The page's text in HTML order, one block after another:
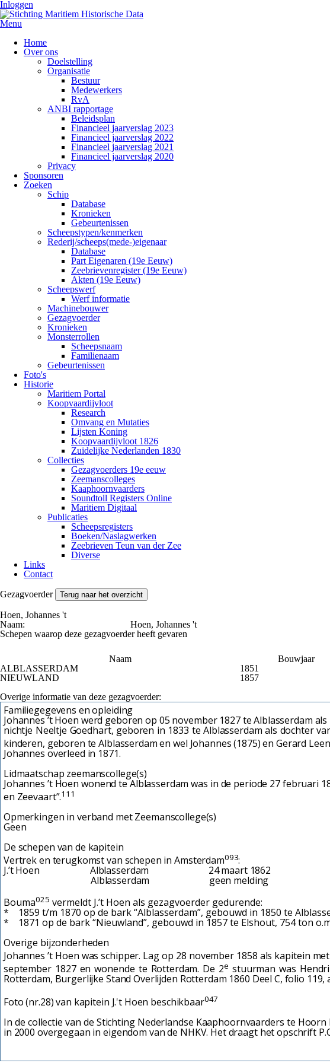
Inloggen
Menu
Home
Over ons
Doelstelling
Organisatie
Bestuur
Medewerkers
RvA
ANBI rapportage
Beleidsplan
Financieel jaarverslag 2023
Financieel jaarverslag 2022
Financieel jaarverslag 2021
Financieel jaarverslag 2020
Privacy
Sponsoren
Zoeken
Schip
Database
Kronieken
Gebeurtenissen
Scheepstypen/kenmerken
Rederij/scheeps(mede-)eigenaar
Database
Part Eigenaren (19e Eeuw)
Zeebrievenregister (19e Eeuw)
Akten (19e Eeuw)
Scheepswerf
Werf informatie
Machinebouwer
Gezagvoerder
Kronieken
Monsterrollen
Scheepsnaam
Familienaam
Gebeurtenissen
Foto's
Historie
Maritiem Portal
Koopvaardijvloot
Research
Omvang en Mutaties
Lijsten Koning
Koopvaardijvloot 1826
Zuidelijke Nederlanden 1830
Collecties
Gezagvoerders 19e eeuw
Zeemanscolleges
Kaaphoornvaarders
Soundtoll Registers Online
Maritiem Digitaal
Publicaties
Scheepsregisters
Boeken/Naslagwerken
Zeebrieven Teun van der Zee
Diverse
Links
Contact
Gezagvoerder
Terug naar het overzicht
Hoen, Johannes 't
Naam:
Hoen, Johannes 't
Schepen waarop deze gezagvoerder heeft gevaren
Naam
Bouwjaar
ALBLASSERDAM
1851
NIEUWLAND
1857
Overige informatie van deze gezagvoerder:
Familiegegevens en opleiding
Johannes ’t Hoen werd geboren op 05 november 1827 te Alblasserdam
nichtje Neeltje Goedhart, geboren in 1833 te Alblasserdam als dochter
kinderen, geboren te Alblasserdam en wel Johannes (1875) en Gerard
Johannes overleed in 1871.
Lidmaatschap zeemanscollege(s)
Johannes ’t Hoen wonend te Alblasserdam was in de periode 27
en Zeevaart”.111
Opmerkingen in verband met Zeemanscollege(s)
Geen
De schepen van de kapitein
Vertrek en terugkomst van schepen in Amsterdam093:
J.’t Hoen Alblasserdam 24 maart 1862
Alblasserdam geen melding 30
Bouma025 vermeldt J.’t Hoen als gezagvoerder gedurende:
* 1859 t/m 1870 op de bark “Alblasserdam”, gebouwd in 1850 te
* 1871 op de bark “Nieuwland”, gebouwd in 1857 te Elshout, 754 ton
Overige bijzonderheden
Johannes ’t Hoen was schipper. Lag op 28 november 1858 als kapitein
september 1827 en wonende te Rotterdam. De 2e stuurman was
Rotterdam, Burgerlijke Stand Overlijden Rotterdam 1860 Deel C, folio 119,
Foto (nr.28) van kapitein J.'t Hoen beschikbaar047
In de collectie van de Stichting Nederlandse Kaaphoornvaarders te
in 2000 overgegaan in eigendom van de NHKV. Het draagt het opschrift